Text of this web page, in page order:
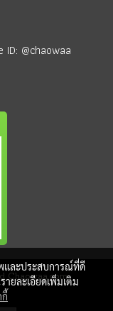
@chaowaa
Chaowaa.com
และประสบการณ์ที่ดี
ายละเอียดเพิ่มเติม